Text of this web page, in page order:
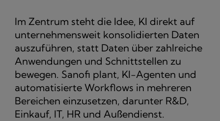
Im Zentrum steht die Idee, KI direkt auf
unternehmensweit konsolidierten Daten
auszuführen, statt Daten über zahlreiche
Anwendungen und Schnittstellen zu
bewegen. Sanofi plant, KI-Agenten und
automatisierte Workflows in mehreren
Bereichen einzusetzen, darunter R&D,
Einkauf, IT, HR und Außendienst.